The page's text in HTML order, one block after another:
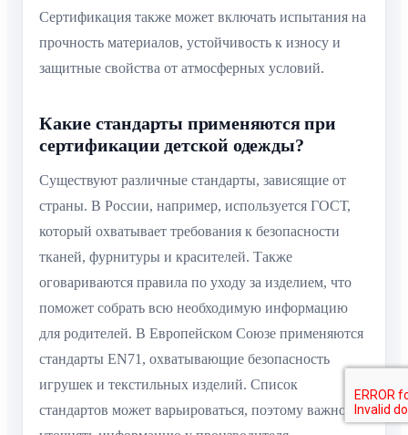
Сертификация также может включать испытания на
прочность материалов, устойчивость к износу и
защитные свойства от атмосферных условий.
Какие стандарты применяются при
сертификации детской одежды?
Существуют различные стандарты, зависящие от
страны. В России, например, используется ГОСТ,
который охватывает требования к безопасности
тканей, фурнитуры и красителей. Также
оговариваются правила по уходу за изделием, что
поможет собрать всю необходимую информацию
для родителей. В Европейском Союзе применяются
стандарты EN71, охватывающие безопасность
игрушек и текстильных изделий. Список
стандартов может варьироваться, поэтому важно